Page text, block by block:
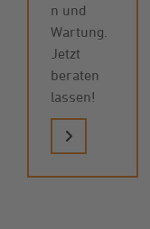
n und
Wartung.
Jetzt
beraten
lassen!